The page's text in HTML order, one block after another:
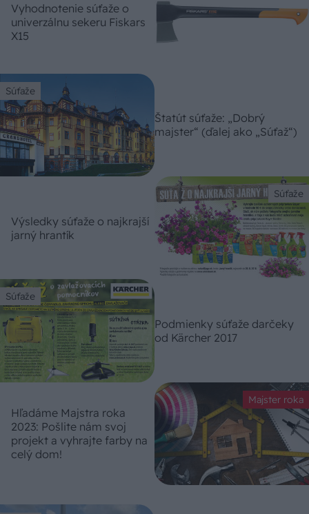
Vyhodnotenie súťaže o
univerzálnu sekeru Fiskars
X15
Súťaže
Štatút súťaže: „Dobrý
majster“ (ďalej ako „Súťaž“)
Súťaže
Výsledky súťaže o najkrajší
jarný hrantík
Súťaže
Podmienky súťaže darčeky
od Kärcher 2017
Majster roka
Hľadáme Majstra roka
2023: Pošlite nám svoj
projekt a vyhrajte farby na
celý dom!